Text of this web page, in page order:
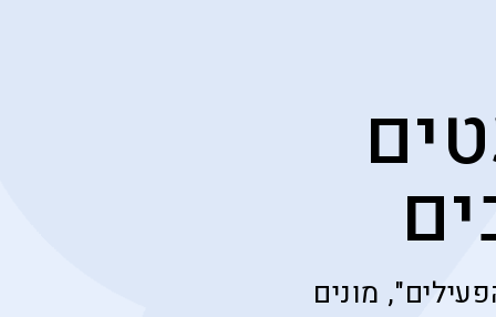
מונים